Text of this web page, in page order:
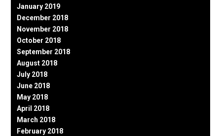
January 2019
December 2018
November 2018
October 2018
September 2018
August 2018
July 2018
June 2018
May 2018
April 2018
March 2018
February 2018